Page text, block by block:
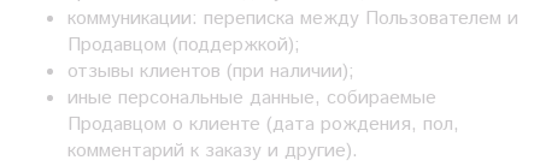
коммуникации: переписка между Пользователем и
Продавцом (поддержкой);
отзывы клиентов (при наличии);
иные персональные данные, собираемые
Продавцом о клиенте (дата рождения, пол,
комментарий к заказу и другие).